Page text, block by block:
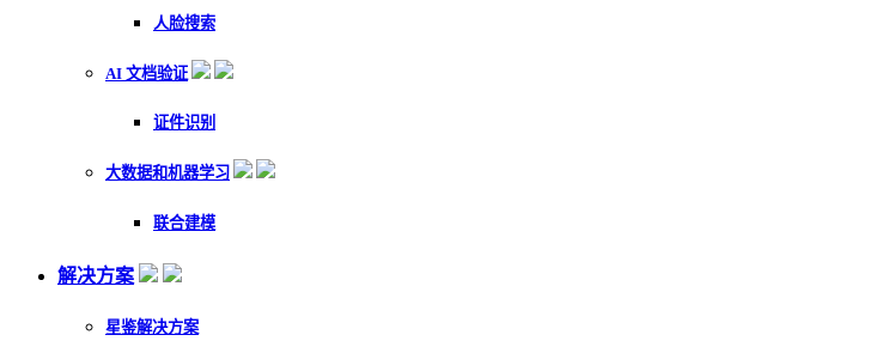
人脸搜索
AI 文档验证
证件识别
大数据和机器学习
联合建模
解决方案
星鉴解决方案